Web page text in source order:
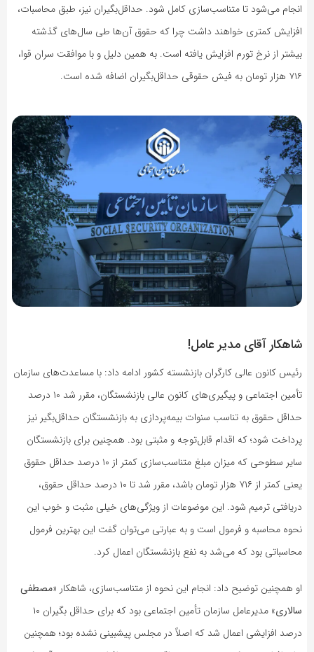
انجام می‌شود تا متناسب‌سازی کامل شود. حداقل‌بگیران نیز، طبق محاسبات،
افزایش کمتری خواهند داشت چرا که حقوق آن‌ها طی سال‌های گذشته
بیشتر از نرخ تورم افزایش یافته است. به همین دلیل و با موافقت سران قوا،
۷۱۶ هزار تومان به فیش حقوقی حداقل‌بگیران اضافه شده است.
شاهکار آقای مدیر عامل!
رئیس کانون عالی کارگران بازنشسته کشور ادامه داد: با مساعدت‌های سازمان
تأمین اجتماعی و پیگیری‌های کانون عالی بازنشستگان، مقرر شد ۱۰ درصد
حداقل حقوق به تناسب سنوات بیمه‌پردازی به بازنشستگان حداقل‌بگیر نیز
پرداخت شود؛ که اقدام قابل‌توجه و مثبتی بود. همچنین برای بازنشستگان
سایر سطوحی که میزان مبلغ متناسب‌سازی کمتر از ۱۰ درصد حداقل حقوق
یعنی کمتر از ۷۱۶ هزار تومان باشد، مقرر شد تا ۱۰ درصد حداقل حقوق،
دریافتی ترمیم شود. این موضوعات از ویژگی‌های خیلی مثبت و خوب این
نحوه محاسبه و فرمول است و به عبارتی می‌توان گفت این بهترین فرمول
محاسباتی بود که می‌شد به نفع بازنشستگان اعمال کرد.
او همچنین توضیح داد: انجام این نحوه از متناسب‌سازی، شاهکار «مصطفی
سالاری
» مدیرعامل سازمان تأمین اجتماعی بود که برای حداقل بگیران ۱۰
درصد افزایشی اعمال شد که اصلاً در مجلس پیشبینی نشده بود؛ همچنین